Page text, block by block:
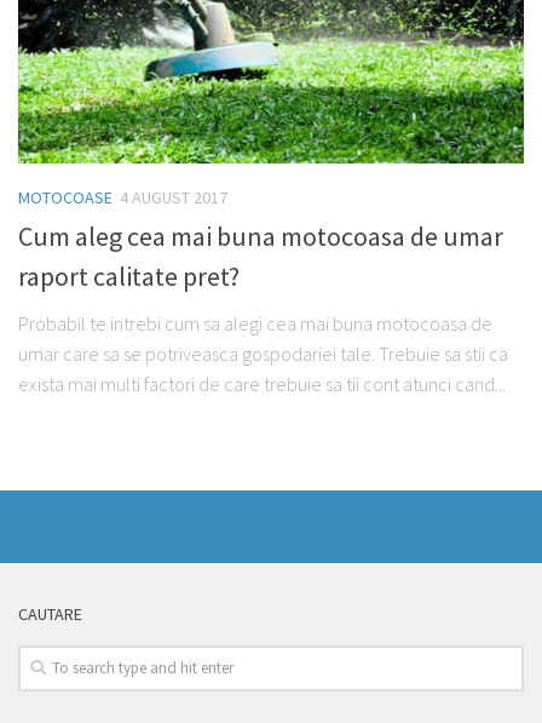
MOTOCOASE 4 AUGUST 2017
Cum aleg cea mai buna motocoasa de umar
raport calitate pret?
Probabil te intrebi cum sa alegi cea mai buna motocoasa de
umar care sa se potriveasca gospodariei tale. Trebuie sa stii ca
exista mai multi factori de care trebuie sa tii cont atunci cand...
CAUTARE